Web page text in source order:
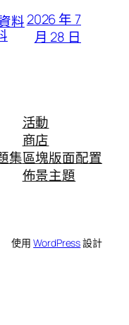
料2026 年 7
月 28 日
集
活動
商店
區塊版面配置
佈景主題
使用WordPress設計